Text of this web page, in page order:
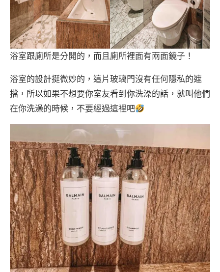
浴室跟廁所是分開的，而且廁所裡面有兩面鏡子！
浴室的設計挺微妙的，這片玻璃門沒有任何隱私的遮
擋，所以如果不想要你室友看到你洗澡的話，就叫他們
在你洗澡的時候，不要經過這裡吧